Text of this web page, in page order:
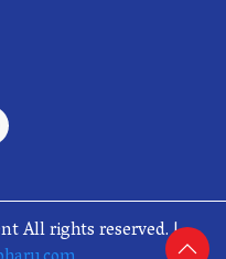
All rights reserved. |